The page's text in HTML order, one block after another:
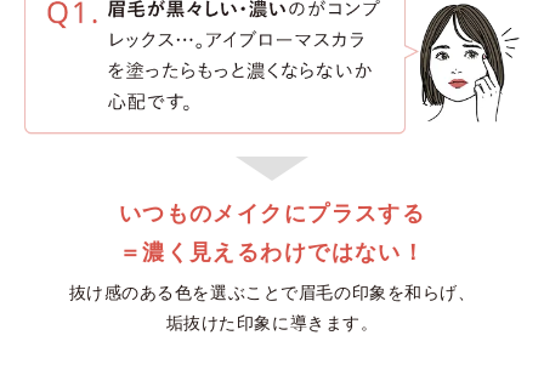
いつものメイクにプラスする
＝濃く見えるわけではない！
抜け感のある色を選ぶことで眉毛の印象を和らげ、
垢抜けた印象に導きます。